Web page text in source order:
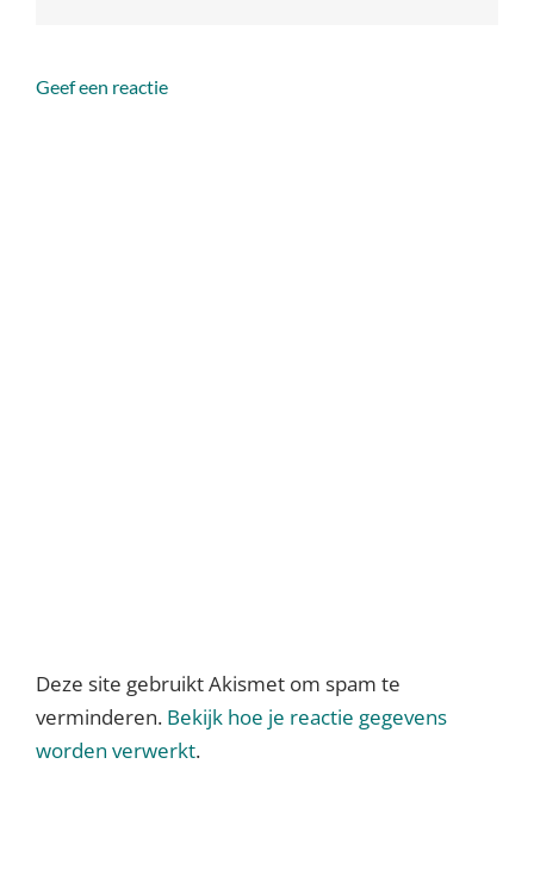
Geef een reactie
Deze site gebruikt Akismet om spam te
verminderen. Bekijk hoe je reactie gegevens
worden verwerkt.